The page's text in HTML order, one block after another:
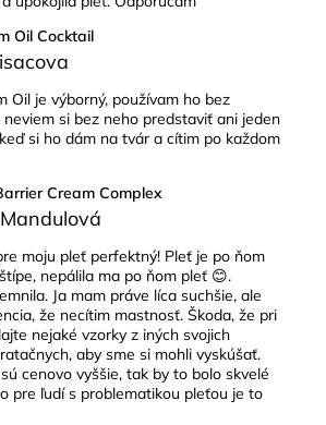
Oil Cocktail
Oil je výborný, používam ho bez
si bez neho predstaviť ani jeden
si ho dám na tvár a cítim po každom
Cream Complex
moju pleť perfektný! Pleť je po ňom
nepálila ma po ňom pleť 😊.
Ja mam práve líca suchšie, ale
že necítim mastnosť. Škoda, že pri
nejaké vzorky z iných svojich
aby sme si mohli vyskúšať.
cenovo vyššie, tak by to bolo skvelé
pre ľudí s problematikou pleťou je to